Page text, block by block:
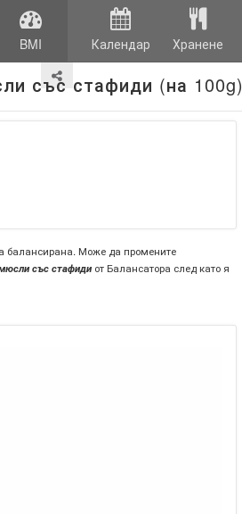
BMI Календар Хранене
със стафиди (на 100g)
балансирана. Може да промените
със стафидиот Балансатора след като я